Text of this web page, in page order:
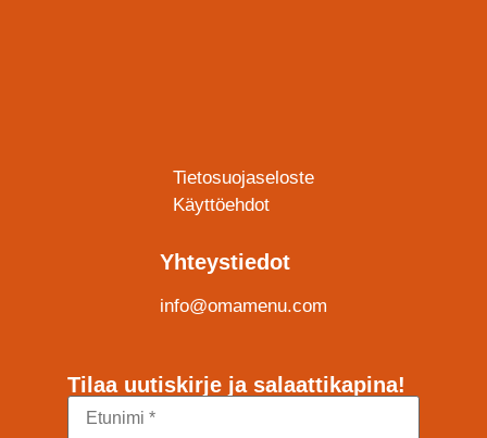
Tietosuojaseloste
Käyttöehdot
Yhteystiedot
info@omamenu.com
Tilaa uutiskirje ja salaattikapina!